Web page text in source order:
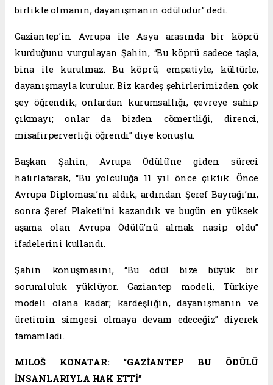
birlikte olmanın, dayanışmanın ödülüdür” dedi.
Gaziantep’in Avrupa ile Asya arasında bir köprü
kurduğunu vurgulayan Şahin, “Bu köprü sadece taşla,
bina ile kurulmaz. Bu köprü, empatiyle, kültürle,
dayanışmayla kurulur. Biz kardeş şehirlerimizden çok
şey öğrendik; onlardan kurumsallığı, çevreye sahip
çıkmayı; onlar da bizden cömertliği, direnci,
misafirperverliği öğrendi” diye konuştu.
Başkan Şahin, Avrupa Ödülü’ne giden süreci
hatırlatarak, “Bu yolculuğa 11 yıl önce çıktık. Önce
Avrupa Diploması’nı aldık, ardından Şeref Bayrağı’nı,
sonra Şeref Plaketi’ni kazandık ve bugün en yüksek
aşama olan Avrupa Ödülü’nü almak nasip oldu”
ifadelerini kullandı.
Şahin konuşmasını, “Bu ödül bize büyük bir
sorumluluk yüklüyor. Gaziantep modeli, Türkiye
modeli olana kadar; kardeşliğin, dayanışmanın ve
üretimin simgesi olmaya devam edeceğiz” diyerek
tamamladı.
MILOŠ KONATAR: “GAZİANTEP BU ÖDÜLÜ
İNSANLARIYLA HAK ETTİ”